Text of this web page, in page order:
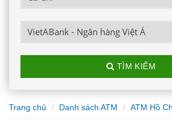
TÌM KIẾM
Trang chủ Danh sách ATM ATM Hồ